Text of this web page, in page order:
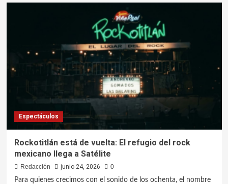
Espectáculos
Rockotitlán está de vuelta: El refugio del rock
mexicano llega a Satélite
Redacción junio 24, 2026
0
Para quienes crecimos con el sonido de los ochenta, el nombre